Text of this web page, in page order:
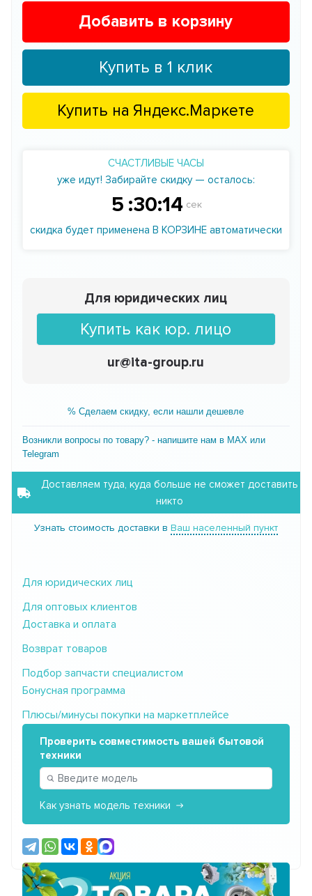
Добавить в корзину
Купить в 1 клик
Купить на Яндекс.Маркете
СЧАСТЛИВЫЕ ЧАСЫ
уже идут! Забирайте скидку — осталось:
5 :30:14 сек
скидка будет применена В КОРЗИНЕ автоматически
Для юридических лиц
Купить как юр. лицо
ur@ita-group.ru
% Сделаем скидку, если нашли дешевле
Возникли вопросы по товару? - напишите нам в MAX или
Telegram
Доставляем туда, куда больше не сможет доставить
никто
Узнать стоимость доставки в Ваш населенный пункт
Для юридических лиц
Для оптовых клиентов
Доставка и оплата
Возврат товаров
Подбор запчасти специалистом
Бонусная программа
Плюсы/минусы покупки на маркетплейсе
Проверить совместимость вашей бытовой
техники
Как узнать модель техники